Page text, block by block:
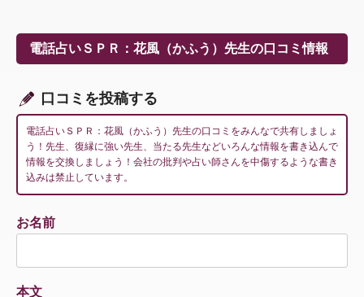
ー
シ
ン
電話占いＳＰＲ：花風（かふう）先生の口コミ情報
口コミを投稿する
電話占いＳＰＲ：花風（かふう）先生の口コミをみんなで共有しましょ
う！先生、復縁に強い先生、当たる先生などいろんな情報を書き込んで
情報を交換しましょう！会社の批判や占い師さんを中傷するような書き
込みは禁止しています。
お名前
本文